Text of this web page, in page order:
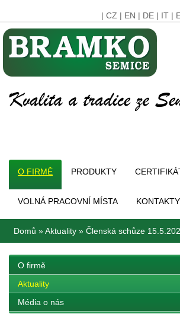
| CZ | EN | DE | IT |
O FIRMĚ PRODUKTY
VOLNÁ PRACOVNÍ MÍSTA KONTAKTY
Domů »Aktuality » Členská schůze
O firmě
Aktuality
Média o nás